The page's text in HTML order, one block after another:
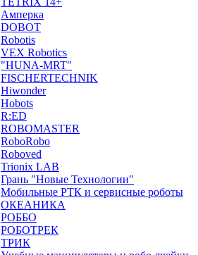
Амперка
DOBOT
Robotis
VEX Robotics
"HUNA-MRT"
FISCHERTECHNIK
Hiwonder
Hobots
R:ED
ROBOMASTER
RoboRobo
Roboved
Trionix LAB
Грань "Новые Технологии"
Мобильные РТК и сервисные роботы
ОКЕАНИКА
РОББО
РОБОТРЕК
ТРИК